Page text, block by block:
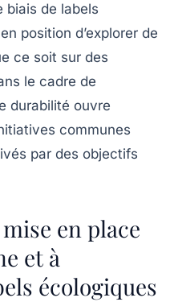
biais de labels
position d’explorer de
ce soit sur des
le cadre de
durabilité ouvre
communes
par des objectifs
en place
et à
écologiques